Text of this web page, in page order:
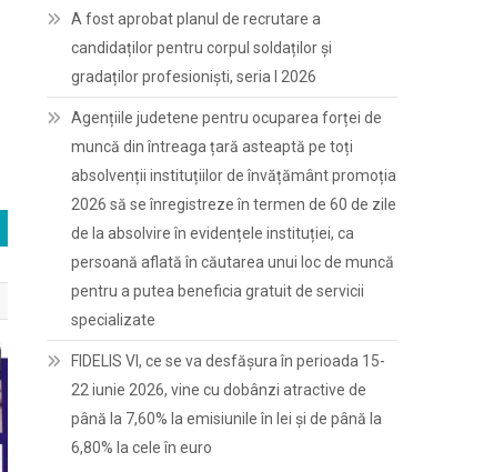
A fost aprobat planul de recrutare a
candidaților pentru corpul soldaților și
gradaților profesioniști, seria I 2026
Agențiile judetene pentru ocuparea forței de
muncă din întreaga țară asteaptă pe toți
absolvenții instituțiilor de învățământ promoția
2026 să se înregistreze în termen de 60 de zile
de la absolvire în evidențele instituției, ca
persoană aflată în căutarea unui loc de muncă
pentru a putea beneficia gratuit de servicii
specializate
FIDELIS VI, ce se va desfășura în perioada 15-
22 iunie 2026, vine cu dobânzi atractive de
până la 7,60% la emisiunile în lei și de până la
6,80% la cele în euro